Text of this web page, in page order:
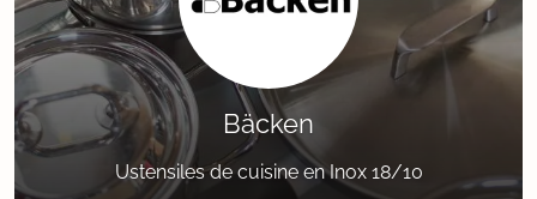
Bäcken
Ustensiles de cuisine en Inox 18/10